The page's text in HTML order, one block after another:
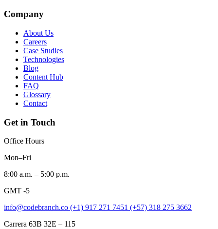
Company
About Us
Careers
Case Studies
Technologies
Blog
Content Hub
FAQ
Glossary
Contact
Get in Touch
Office Hours
Mon–Fri
8:00 a.m. – 5:00 p.m.
GMT -5
info@codebranch.co (+1) 917 271 7451 (+57) 318 275 3662
Carrera 63B 32E – 115